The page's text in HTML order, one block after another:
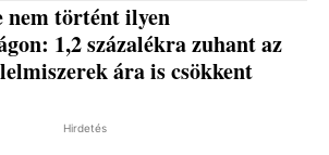
nem történt ilyen
1,2 százalékra zuhant az
ára is csökkent
Hirdetés